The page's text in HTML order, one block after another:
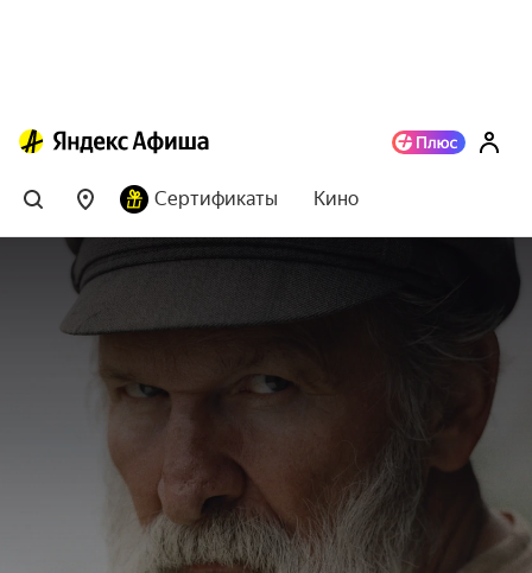
Сертификаты Кино